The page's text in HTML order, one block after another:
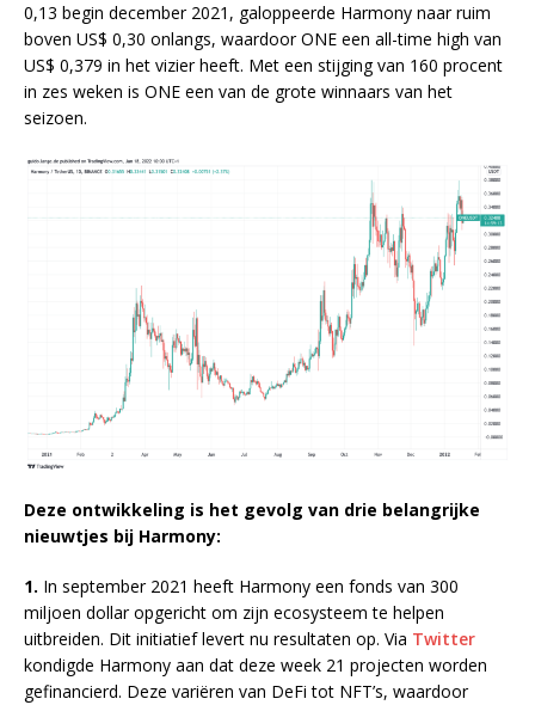
0,13 begin december 2021, galoppeerde Harmony naar ruim
boven US$ 0,30 onlangs, waardoor ONE een all-time high van
US$ 0,379 in het vizier heeft. Met een stijging van 160 procent
in zes weken is ONE een van de grote winnaars van het
seizoen.
Deze ontwikkeling is het gevolg van drie belangrijke
nieuwtjes bij Harmony:
1. In september 2021 heeft Harmony een fonds van 300
miljoen dollar opgericht om zijn ecosysteem te helpen
uitbreiden. Dit initiatief levert nu resultaten op. Via Twitter
kondigde Harmony aan dat deze week 21 projecten worden
gefinancierd. Deze variëren van DeFi tot NFT’s, waardoor